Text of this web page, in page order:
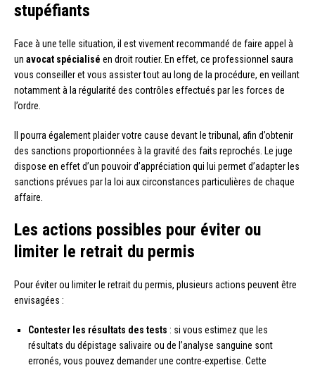
stupéfiants
Face à une telle situation, il est vivement recommandé de faire appel à
un avocat spécialisé en droit routier. En effet, ce professionnel saura
vous conseiller et vous assister tout au long de la procédure, en veillant
notamment à la régularité des contrôles effectués par les forces de
l’ordre.
Il pourra également plaider votre cause devant le tribunal, afin d’obtenir
des sanctions proportionnées à la gravité des faits reprochés. Le juge
dispose en effet d’un pouvoir d’appréciation qui lui permet d’adapter les
sanctions prévues par la loi aux circonstances particulières de chaque
affaire.
Les actions possibles pour éviter ou
limiter le retrait du permis
Pour éviter ou limiter le retrait du permis, plusieurs actions peuvent être
envisagées :
Contester les résultats des tests : si vous estimez que les
résultats du dépistage salivaire ou de l’analyse sanguine sont
erronés, vous pouvez demander une contre-expertise. Cette